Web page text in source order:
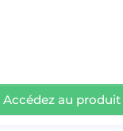
Accédez au produit